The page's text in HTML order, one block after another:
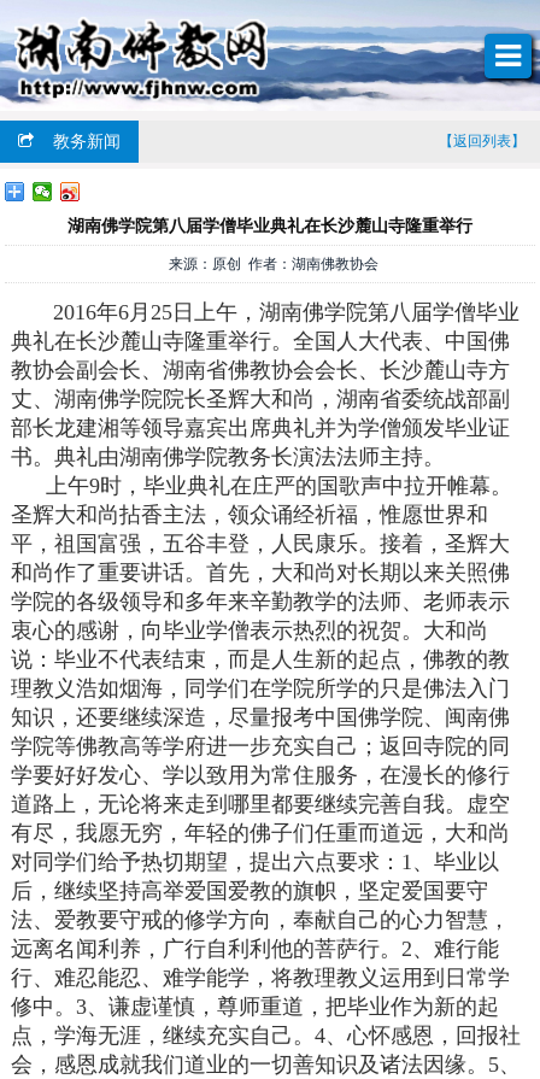
教务新闻 【返回列表】
湖南佛学院第八届学僧毕业典礼在长沙麓山寺隆重举行
来源：原创 作者：湖南佛教协会
2016年6月25日上午，湖南佛学院第八届学僧毕业
典礼在长沙麓山寺隆重举行。全国人大代表、中国佛
教协会副会长、湖南省佛教协会会长、长沙麓山寺方
丈、湖南佛学院院长圣辉大和尚，湖南省委统战部副
部长龙建湘等领导嘉宾出席典礼并为学僧颁发毕业证
书。典礼由湖南佛学院教务长演法法师主持。
上午9时，毕业典礼在庄严的国歌声中拉开帷幕。
圣辉大和尚拈香主法，领众诵经祈福，惟愿世界和
平，祖国富强，五谷丰登，人民康乐。接着，圣辉大
和尚作了重要讲话。首先，大和尚对长期以来关照佛
学院的各级领导和多年来辛勤教学的法师、老师表示
衷心的感谢，向毕业学僧表示热烈的祝贺。大和尚
说：毕业不代表结束，而是人生新的起点，佛教的教
理教义浩如烟海，同学们在学院所学的只是佛法入门
知识，还要继续深造，尽量报考中国佛学院、闽南佛
学院等佛教高等学府进一步充实自己；返回寺院的同
学要好好发心、学以致用为常住服务，在漫长的修行
道路上，无论将来走到哪里都要继续完善自我。虚空
有尽，我愿无穷，年轻的佛子们任重而道远，大和尚
对同学们给予热切期望，提出六点要求：1、毕业以
后，继续坚持高举爱国爱教的旗帜，坚定爱国要守
法、爱教要守戒的修学方向，奉献自己的心力智慧，
远离名闻利养，广行自利利他的菩萨行。2、难行能
行、难忍能忍、难学能学，将教理教义运用到日常学
修中。3、谦虚谨慎，尊师重道，把毕业作为新的起
点，学海无涯，继续充实自己。4、心怀感恩，回报社
会，感恩成就我们道业的一切善知识及诸法因缘。5、